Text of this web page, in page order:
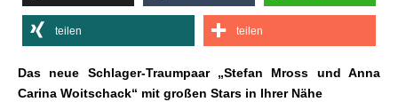
teilen teilen
Das neue Schlager-Traumpaar „Stefan Mross und Anna
Carina Woitschack“ mit großen Stars in Ihrer Nähe